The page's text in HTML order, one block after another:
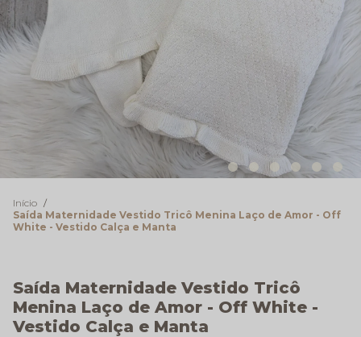
Início
Saída Maternidade Vestido Tricô Menina Laço de Amor - Off
White - Vestido Calça e Manta
Saída Maternidade Vestido Tricô
Menina Laço de Amor - Off White -
Vestido Calça e Manta